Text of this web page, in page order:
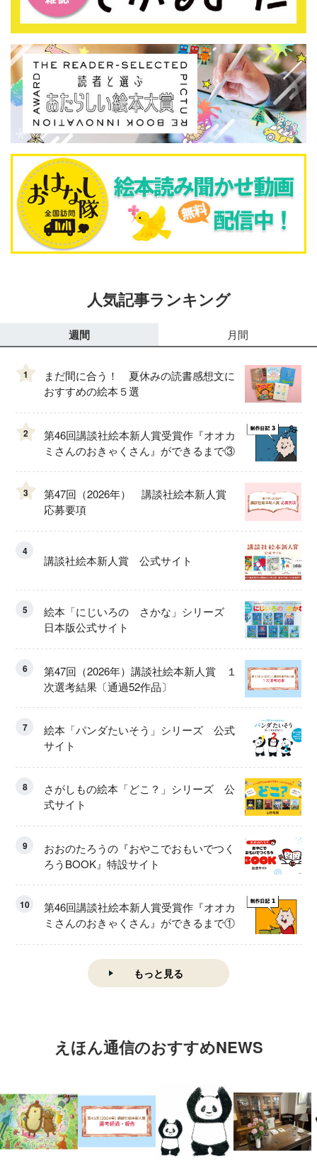
人気記事ランキング
週間 月間
1
まだ間に合う！ 夏休みの読書感想文に
おすすめの絵本５選
2
第46回講談社絵本新人賞受賞作『オオカ
ミさんのおきゃくさん』ができるまで③
3
第47回（2026年） 講談社絵本新人賞
応募要項
4
講談社絵本新人賞 公式サイト
5
絵本「にじいろの さかな」シリーズ
日本版公式サイト
6
第47回（2026年）講談社絵本新人賞 １
次選考結果〔通過52作品〕
7
絵本「パンダたいそう」シリーズ 公式
サイト
8
さがしもの絵本「どこ？」シリーズ 公
式サイト
9
おおのたろうの『おやこでおもいでつく
ろうBOOK』特設サイト
10
第46回講談社絵本新人賞受賞作『オオカ
ミさんのおきゃくさん』ができるまで①
もっと見る
えほん通信のおすすめNEWS